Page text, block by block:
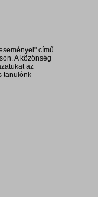
című
A közönség
az
tanulónk